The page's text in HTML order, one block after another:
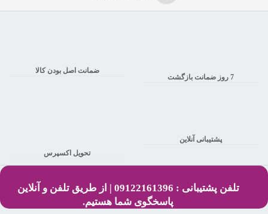
ضمانت اصل بودن کالا
7 روز ضمانت بازگشت
تحویل اکسپرس
پشتیبانی آنلاین
تلفن پشتیبانی : 09122161396 | از طریق تلفن و آنلاین
پاسخگوی شما هستیم.